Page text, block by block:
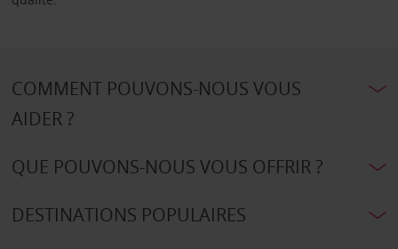
COMMENT POUVONS-NOUS VOUS
AIDER ?
QUE POUVONS-NOUS VOUS OFFRIR ?
DESTINATIONS POPULAIRES